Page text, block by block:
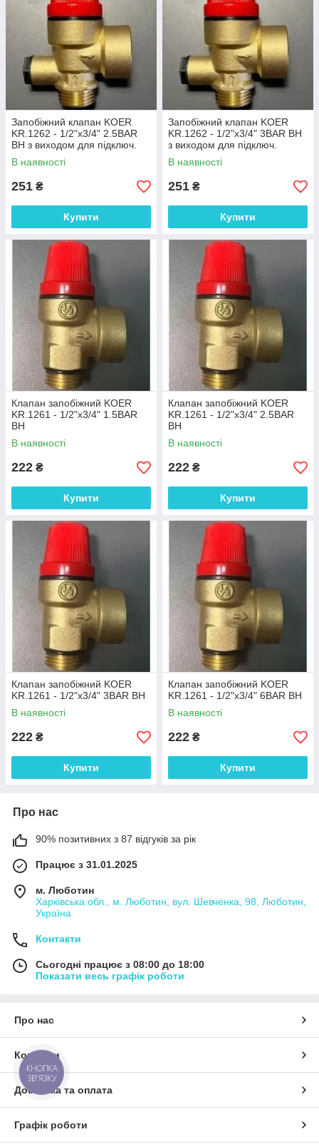
Запобіжний клапан KOER
KR.1262 - 1/2"х3/4" 2.5BAR
ВН з виходом для підключ.
манометра
В наявності
251 ₴
Купити
Запобіжний клапан KOER
KR.1262 - 1/2"х3/4" 3BAR ВН
з виходом для підключ.
манометра
В наявності
251 ₴
Купити
Клапан запобіжний KOER
KR.1261 - 1/2"х3/4" 1.5BAR
ВН
В наявності
222 ₴
Купити
Клапан запобіжний KOER
KR.1261 - 1/2"х3/4" 2.5BAR
ВН
В наявності
222 ₴
Купити
Клапан запобіжний KOER
KR.1261 - 1/2"х3/4" 3BAR ВН
В наявності
222 ₴
Купити
Клапан запобіжний KOER
KR.1261 - 1/2"х3/4" 6BAR ВН
В наявності
222 ₴
Купити
Про нас
90% позитивних з 87 відгуків за рік
Працює з 31.01.2025
м. Люботин
Харківська обл., м. Люботин, вул. Шевченка, 98, Люботин,
Україна
Контакти
Сьогодні працює з 08:00 до 18:00
Показати весь графік роботи
Про нас
Контакти
Доставка та оплата
Графік роботи
КНОПКА
ЗВ'ЯЗКУ